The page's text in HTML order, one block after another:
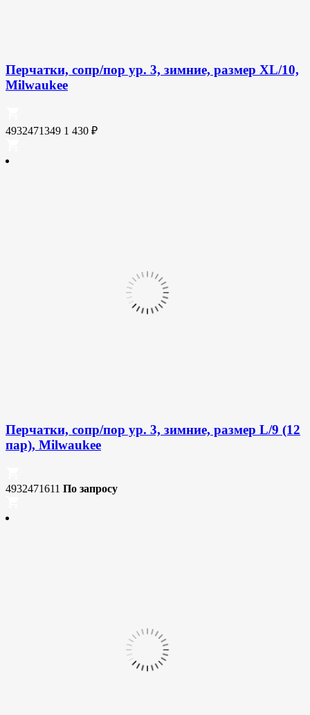
Перчатки, сопр/пор ур. 3, зимние, размер XL/10,
Milwaukee
4932471349 1 430 ₽
Перчатки, сопр/пор ур. 3, зимние, размер L/9 (12
пар), Milwaukee
4932471611 По запросу